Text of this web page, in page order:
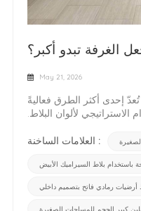
الغرفة تبدو أكبر؟
May 21, 2026
إحدى أكثر الطرق فعاليةً
لألوان البلاط.
المناسب يُمكن أن يُحسّن
تبدو أكبر وكيفية استخدامها
مثل بلاط البورسلين،
البلاطات ذات الألوان
العلامات الساخنة :
بلاط السيراميك الأبيض
أرضيات رمادي فاتح بتصميم داخلي
كبير الحجم للمساحات الصغيرة